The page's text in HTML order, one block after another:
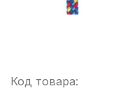
Код товара: